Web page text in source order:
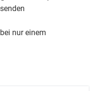
nur einem